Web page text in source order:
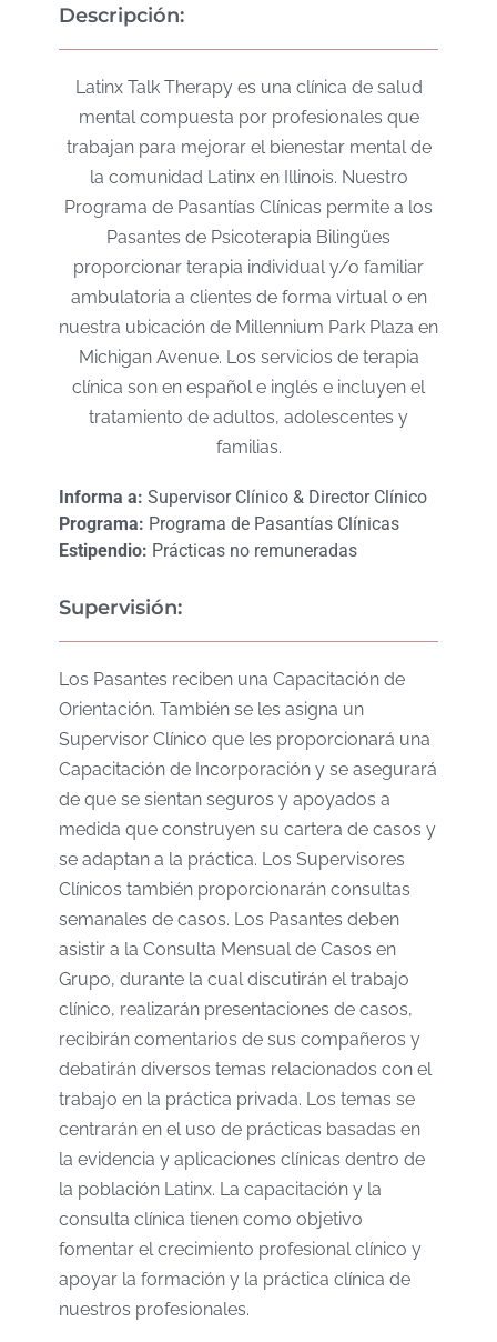
Descripción:
Latinx Talk Therapy es una clínica de salud
mental compuesta por profesionales que
trabajan para mejorar el bienestar mental de
la comunidad Latinx en Illinois. Nuestro
Programa de Pasantías Clínicas permite a los
Pasantes de Psicoterapia Bilingües
proporcionar terapia individual y/o familiar
ambulatoria a clientes de forma virtual o en
nuestra ubicación de Millennium Park Plaza en
Michigan Avenue. Los servicios de terapia
clínica son en español e inglés e incluyen el
tratamiento de adultos, adolescentes y
familias.
Informa a: Supervisor Clínico & Director Clínico
Programa: Programa de Pasantías Clínicas
Estipendio: Prácticas no remuneradas
Supervisión:
Los Pasantes reciben una Capacitación de
Orientación. También se les asigna un
Supervisor Clínico que les proporcionará una
Capacitación de Incorporación y se asegurará
de que se sientan seguros y apoyados a
medida que construyen su cartera de casos y
se adaptan a la práctica. Los Supervisores
Clínicos también proporcionarán consultas
semanales de casos. Los Pasantes deben
asistir a la Consulta Mensual de Casos en
Grupo, durante la cual discutirán el trabajo
clínico, realizarán presentaciones de casos,
recibirán comentarios de sus compañeros y
debatirán diversos temas relacionados con el
trabajo en la práctica privada. Los temas se
centrarán en el uso de prácticas basadas en
la evidencia y aplicaciones clínicas dentro de
la población Latinx. La capacitación y la
consulta clínica tienen como objetivo
fomentar el crecimiento profesional clínico y
apoyar la formación y la práctica clínica de
nuestros profesionales.